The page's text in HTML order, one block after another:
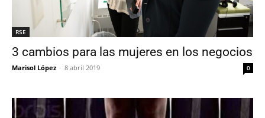
RSE
3 cambios para las mujeres en los negocios
Marisol López - 8 abril 2019 0